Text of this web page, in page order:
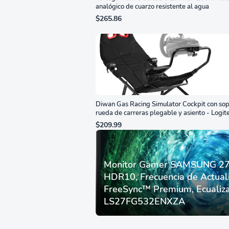
analógico de cuarzo resistente al agua
$265.86
Diwan Gas Racing Simulator Cockpit con
rueda de carreras plegable y asiento -
G29/920/923/27/25, Thrustmaster
T248/X/T300RS/T150/458/TX
$209.99
Monitor Gamer SAMSUNG
HDR10, Frecuencia de
FreeSync™ Premium,
LS27FG532ENXZA